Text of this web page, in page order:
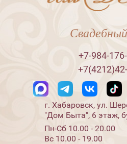
+7-984-
г. Хабаровск, ул.
"Дом Быта", 6 этаж,
Пн-Сб 10.00 - 20.00
Вс 10.00 - 19.00